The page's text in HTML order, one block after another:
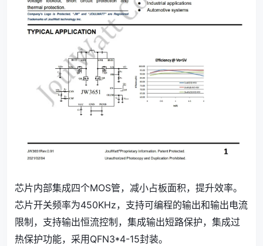
芯片内部集成四个MOS管，减小占板面积，提升效率。
芯片开关频率为450KHz，支持可编程的输出和输出电流
限制，支持输出恒流控制，集成输出短路保护，集成过
热保护功能，采用QFN3*4-15封装。